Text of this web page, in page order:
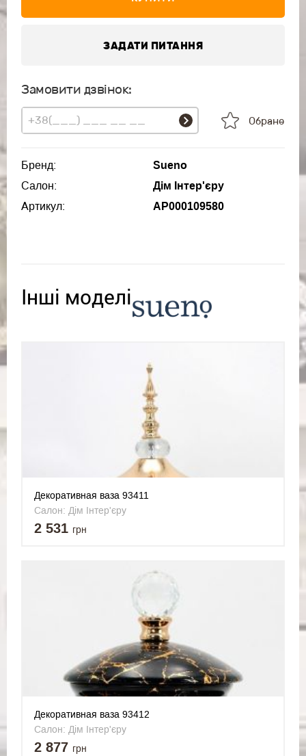
ЗАДАТИ ПИТАННЯ
Замовити дзвінок:
Обране
Бренд:
Sueno
Салон:
Дім Інтер'єру
Артикул:
АР000109580
Інші моделі
Декоративная ваза 93411
Салон: Дім Інтер'єру
2 531 грн
Декоративная ваза 93412
Салон: Дім Інтер'єру
2 877 грн